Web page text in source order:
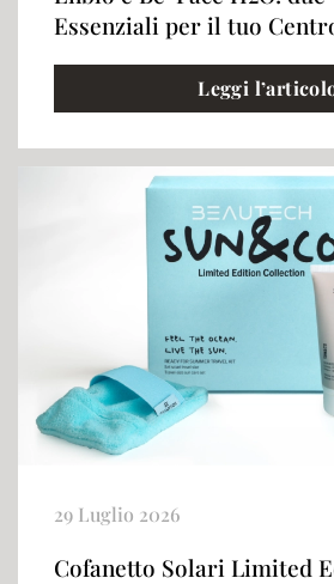
Essenziali per il tuo
Leggi
29 Luglio 2026
Cofanetto Solari Limited